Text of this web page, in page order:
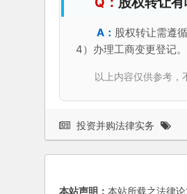
股权转让需遵
4）办理工商变更登记
以上内容仅供参考
投资并购法律实务
本站声明： 本站所载之法律